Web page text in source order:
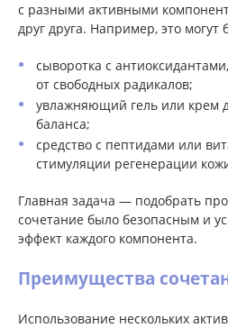
с разными активными
друг друга. Например, это могут
сыворотка с
от свободных радикалов;
увлажняющий гель или крем
баланса;
средство с пептидами или
стимуляции регенерации
Главная задача — подобрать
сочетание было безопасным и
эффект каждого компонента.
Преимущества
Использование нескольких